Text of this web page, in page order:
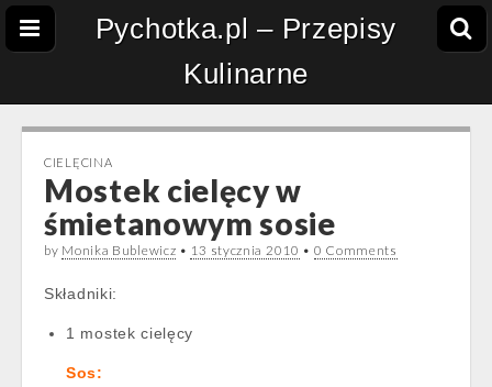
Pychotka.pl – Przepisy
Kulinarne
CIELĘCINA
Mostek cielęcy w
śmietanowym sosie
by Monika Bublewicz • 13 stycznia 2010 • 0 Comments
Składniki:
1 mostek cielęcy
Sos: